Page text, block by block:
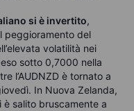
si è invertito,
peggioramento del
volatilità nei
sotto 0,7000 nella
l’AUDNZD è tornato a
In Nuova Zelanda,
è salito bruscamente a